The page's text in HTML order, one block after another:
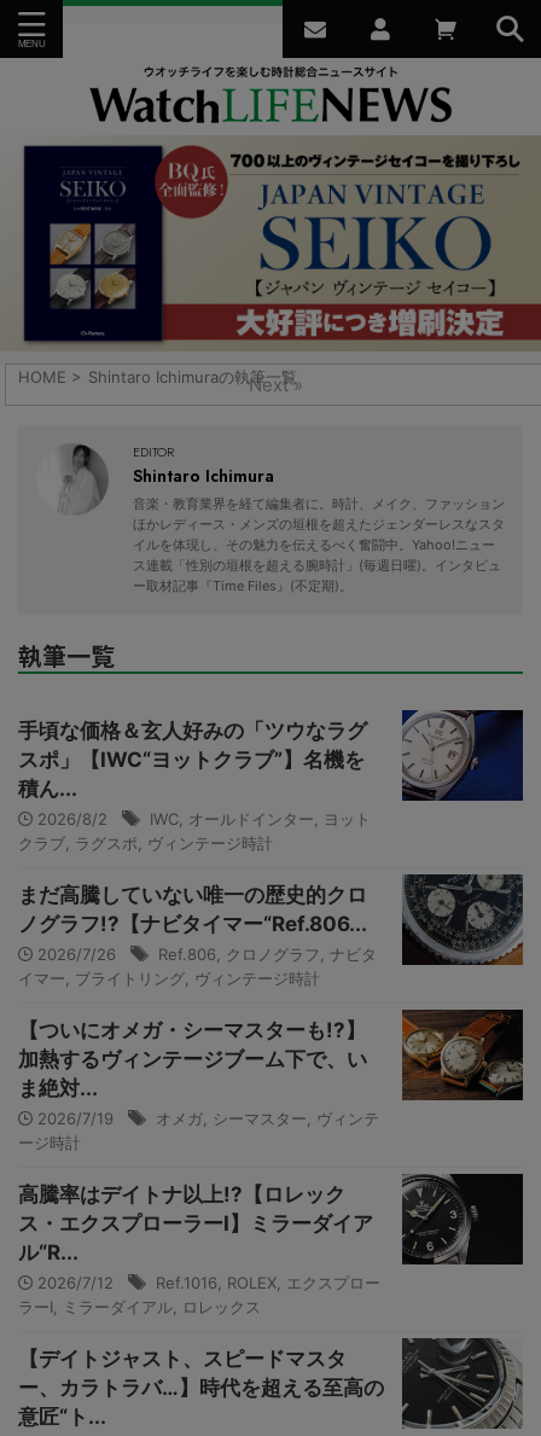
HOME > Shintaro Ichimuraの執筆一覧
EDITOR
Shintaro Ichimura
音楽・教育業界を経て編集者に。時計、メイク、ファッション
ほかレディース・メンズの垣根を超えたジェンダーレスなスタ
イルを体現し、その魅力を伝えるべく奮闘中。Yahoo!ニュー
ス連載「性別の垣根を超える腕時計」(毎週日曜)。インタビュ
ー取材記事『Time Files』(不定期)。
執筆一覧
手頃な価格＆玄人好みの「ツウなラグ
スポ」【IWC“ヨットクラブ”】名機を
積ん...
2026/8/2 IWC オールドインター
ヨット
クラブ ラグスポ ヴィンテージ時計
まだ高騰していない唯一の歴史的クロ
ノグラフ!?【ナビタイマー“Ref.806...
2026/7/26 Ref.806 クロノグラフ
ナビタ
イマー
ブライトリング ヴィンテージ時計
【ついにオメガ・シーマスターも!?】
加熱するヴィンテージブーム下で、い
ま絶対...
2026/7/19 オメガ シーマスター
ヴィンテ
ージ時計
高騰率はデイトナ以上!?【ロレック
ス・エクスプローラーI】ミラーダイア
ル“R...
2026/7/12 Ref.1016 ROLEX
エクスプロー
ラーI
ミラーダイアル ロレックス
【デイトジャスト、スピードマスタ
ー、カラトラバ…】時代を超える至高の
意匠“ト...
Next »